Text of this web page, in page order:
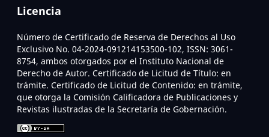
Licencia
Número de Certificado de Reserva de Derechos al Uso
Exclusivo No. 04-2024-091214153500-102, ISSN: 3061-
8754, ambos otorgados por el Instituto Nacional de
Derecho de Autor. Certificado de Licitud de Título: en
trámite. Certificado de Licitud de Contenido: en trámite,
que otorga la Comisión Calificadora de Publicaciones y
Revistas ilustradas de la Secretaría de Gobernación.